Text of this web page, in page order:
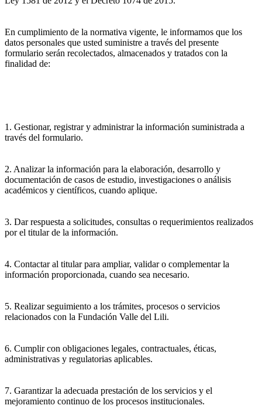
En cumplimiento de la normativa vigente, le informamos que los
datos personales que usted suministre a través del presente
formulario serán recolectados, almacenados y tratados con la
finalidad de:
1. Gestionar, registrar y administrar la información suministrada a
través del formulario.
2. Analizar la información para la elaboración, desarrollo y
documentación de casos de estudio, investigaciones o análisis
académicos y científicos, cuando aplique.
3. Dar respuesta a solicitudes, consultas o requerimientos realizados
por el titular de la información.
4. Contactar al titular para ampliar, validar o complementar la
información proporcionada, cuando sea necesario.
5. Realizar seguimiento a los trámites, procesos o servicios
relacionados con la Fundación Valle del Lili.
6. Cumplir con obligaciones legales, contractuales, éticas,
administrativas y regulatorias aplicables.
7. Garantizar la adecuada prestación de los servicios y el
mejoramiento continuo de los procesos institucionales.